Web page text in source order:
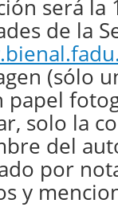
será la
de la
(sólo
papel
solo la
del
por
y